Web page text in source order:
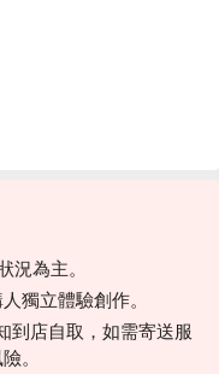
為主。
獨立體驗創作。
到店自取，如需寄送服
。